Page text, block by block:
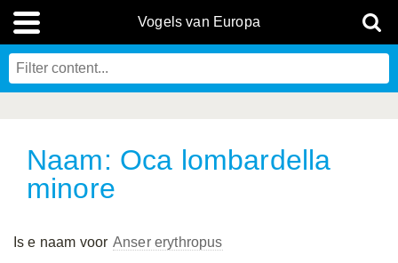
Vogels van Europa
Naam: Oca lombardella
minore
Is e naam voor Anser erythropus